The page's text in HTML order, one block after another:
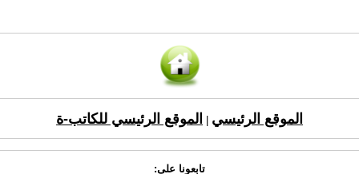
الموقع الرئيسي الموقع الرئيسي للكاتب-ة
تابعونا على: